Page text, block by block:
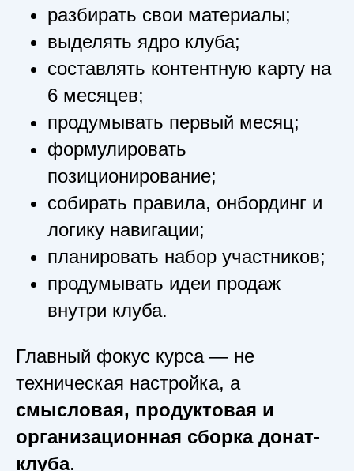
разбирать свои материалы;
выделять ядро клуба;
составлять контентную карту на
6 месяцев;
продумывать первый месяц;
формулировать
позиционирование;
собирать правила, онбординг и
логику навигации;
планировать набор участников;
продумывать идеи продаж
внутри клуба.
Главный фокус курса — не
техническая настройка, а
смысловая, продуктовая и
организационная сборка донат-
клуба.